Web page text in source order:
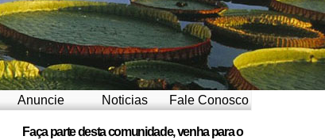
Anuncie Noticias Fale Conosco
Faça parte desta comunidade, venha para o